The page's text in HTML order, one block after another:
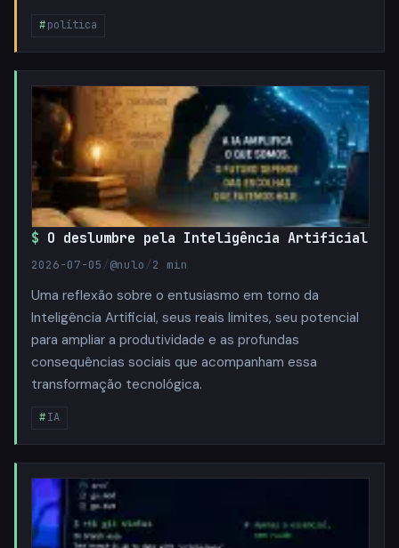
política
O deslumbre pela Inteligência Artificial
2026-07-05 /@nulo /2 min
Uma reflexão sobre o entusiasmo em torno da
Inteligência Artificial, seus reais limites, seu potencial
para ampliar a produtividade e as profundas
consequências sociais que acompanham essa
transformação tecnológica.
IA